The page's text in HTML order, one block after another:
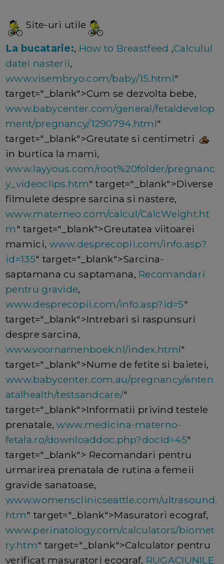
Site-uri utile
La bucatarie:, How to Breastfeed ,Calculul
datei nasterii,
www.visembryo.com/baby/15.html"
target="_blank">Cum se dezvolta bebe,
www.babycenter.com/general/fetaldevelop
ment/pregnancy/1290794.html"
target="_blank">Greutate si centimetri
in burtica la mami,
www.layyous.com/root%20folder/pregnanc
y_videoclips.htm" target="_blank">Diverse
filmulete despre sarcina si nastere,
www.materneo.com/calcul/CalcWeight.ht
m" target="_blank">Greutatea viitoarei
mamici, www.desprecopii.com/info.asp?
id=135" target="_blank">Sarcina-
saptamana cu saptamana, Recomandari
pentru gravide,
www.desprecopii.com/info.asp?id=5"
target="_blank">Intrebari si raspunsuri
despre sarcina,
www.voornamenboek.nl/index.html"
target="_blank">Nume de fetite si baietei,
www.babycenter.com.au/pregnancy/anten
atalhealth/testsandcare/"
target="_blank">Informatii privind testele
prenatale,www.medicina-materno-
fetala.ro/downloaddoc.php?docId=45"
target="_blank"> Recomandari pentru
urmarirea prenatala de rutina a femeii
gravide sanatoase,
www.womensclinicseattle.com/ultrasound.
htm" target="_blank">Masuratori ecograf,
www.perinatology.com/calculators/biomet
ry.htm" target="_blank">Calculator pentru
verificat masuratori ecograf, RUGACIUNILE